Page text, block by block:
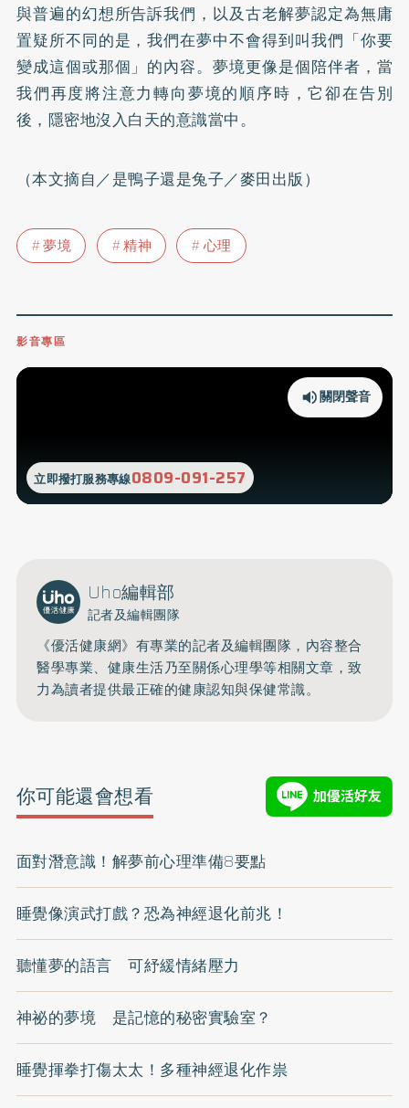
與普遍的幻想所告訴我們，以及古老解夢認定為無庸
置疑所不同的是，我們在夢中不會得到叫我們「你要
變成這個或那個」的內容。夢境更像是個陪伴者，當
我們再度將注意力轉向夢境的順序時，它卻在告別
後，隱密地沒入白天的意識當中。
（本文摘自／是鴨子還是兔子／麥田出版）
夢境 精神 心理
影音專區
立即撥打服務專線0809-091-257
關閉聲音
Uho編輯部
記者及編輯團隊
《優活健康網》有專業的記者及編輯團隊，內容整合
醫學專業、健康生活乃至關係心理學等相關文章，致
力為讀者提供最正確的健康認知與保健常識。
你可能還會想看
面對潛意識！解夢前心理準備8要點
睡覺像演武打戲？恐為神經退化前兆！
聽懂夢的語言 可紓緩情緒壓力
神祕的夢境 是記憶的秘密實驗室？
睡覺揮拳打傷太太！多種神經退化作祟